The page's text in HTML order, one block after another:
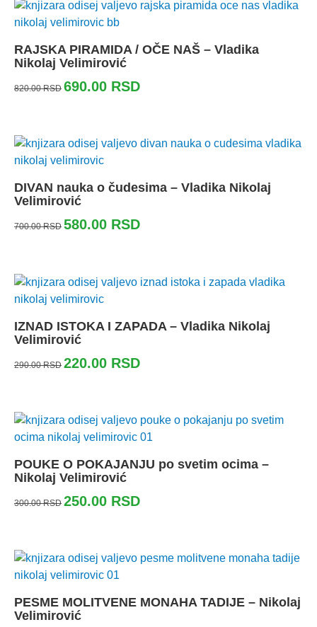
RAJSKA PIRAMIDA / OČE NAŠ – Vladika
Nikolaj Velimirović
820.00RSD 690.00 RSD
DIVAN nauka o čudesima – Vladika Nikolaj
Velimirović
700.00RSD 580.00 RSD
IZNAD ISTOKA I ZAPADA – Vladika Nikolaj
Velimirović
290.00RSD 220.00 RSD
POUKE O POKAJANJU po svetim ocima –
Nikolaj Velimirović
300.00RSD 250.00 RSD
PESME MOLITVENE MONAHA TADIJE – Nikolaj
Velimirović